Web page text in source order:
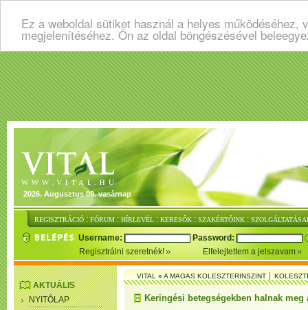
Ez a weboldal sütiket használ a helyes
megjelenítéséhez. Ön az oldal böngészésével
2026. Augusztus 09. vasárnap
REGISZTRÁCIÓ : FÓRUM : HÍRLEVÉL : KERESŐK : SZAKÉRTŐINK :
Username:
Password:
Regisztrálni szeretnék!
Elfelejtettem a jelszavam
AKTUÁLIS
NYITÓLAP
VITAL»A MAGAS KOLESZTERINSZINT │
Keringési betegségekben halnak meg